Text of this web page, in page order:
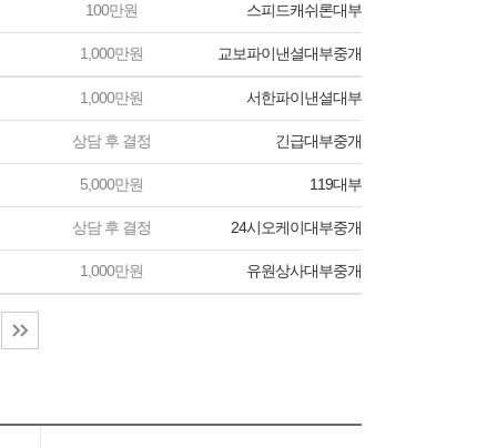
100만원 스피드캐쉬론대부
1,000만원 교보파이낸셜대부중개
1,000만원 서한파이낸셜대부
상담 후 결정 긴급대부중개
5,000만원 119대부
상담 후 결정 24시오케이대부중개
1,000만원 유원상사대부중개